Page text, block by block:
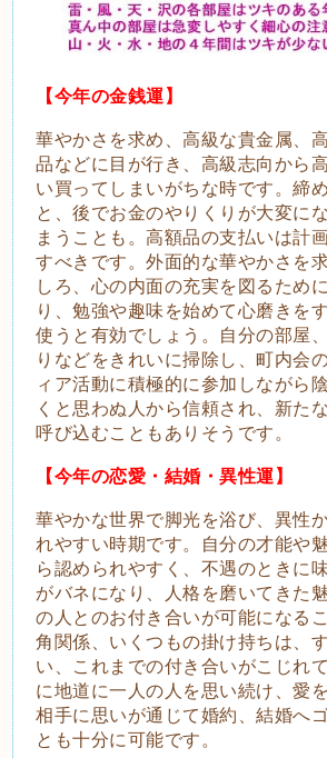
【今年の金銭運】
華やかさを求め、高級な貴金属、
品などに目が行き、高級志向から
い買ってしまいがちな時です。締
と、後でお金のやりくりが大変に
まうことも。高額品の支払いは計
すべきです。外面的な華やかさを
しろ、心の内面の充実を図るため
り、勉強や趣味を始めて心磨きを
使うと有効でしょう。自分の部屋
りなどをきれいに掃除し、町内会
ィア活動に積極的に参加しながら
くと思わぬ人から信頼され、新た
呼び込むこともありそうです。
【今年の恋愛・結婚・異性運】
華やかな世界で脚光を浴び、異性
れやすい時期です。自分の才能や
ら認められやすく、不遇のときに
がバネになり、人格を磨いてきた
の人とのお付き合いが可能になる
角関係、いくつもの掛け持ちは、
い、これまでの付き合いがこじれ
に地道に一人の人を思い続け、愛
相手に思いが通じて婚約、結婚へ
とも十分に可能です。